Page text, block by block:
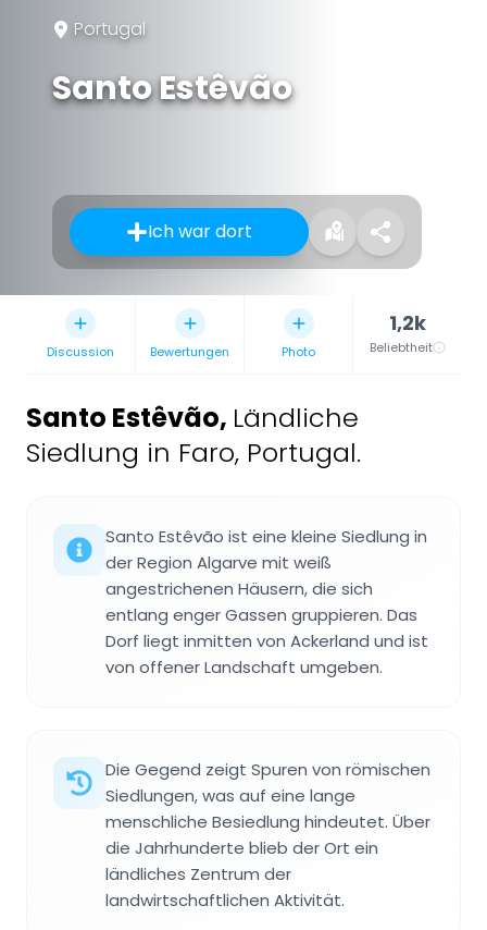
Portugal
Santo Estêvão
Ich war dort
Discussion Bewertungen Photo
1,2k
Beliebtheit
Santo Estêvão, Ländliche
Siedlung in Faro, Portugal.
Santo Estêvão ist eine kleine Siedlung in
der Region Algarve mit weiß
angestrichenen Häusern, die sich
entlang enger Gassen gruppieren. Das
Dorf liegt inmitten von Ackerland und ist
von offener Landschaft umgeben.
Die Gegend zeigt Spuren von römischen
Siedlungen, was auf eine lange
menschliche Besiedlung hindeutet. Über
die Jahrhunderte blieb der Ort ein
ländliches Zentrum der
landwirtschaftlichen Aktivität.